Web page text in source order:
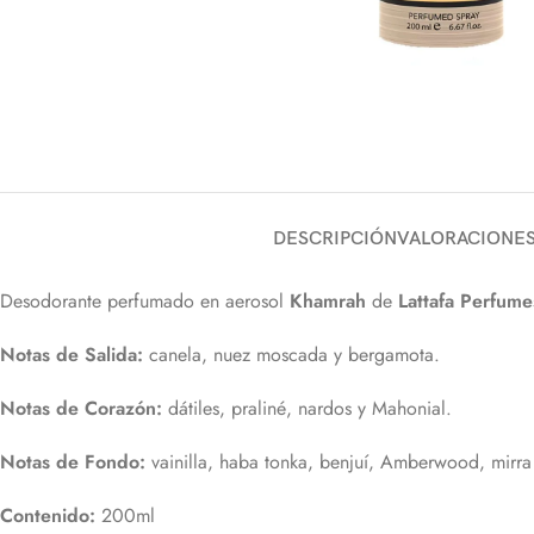
DESCRIPCIÓN
Desodorante perfumado en aerosol Khamrah de Lattafa
Notas de Salida: canela, nuez moscada y bergamota.
Notas de Corazón: dátiles, praliné, nardos y Mahonial.
Notas de Fondo: vainilla, haba tonka, benjuí, Amberwood,
Contenido: 200ml